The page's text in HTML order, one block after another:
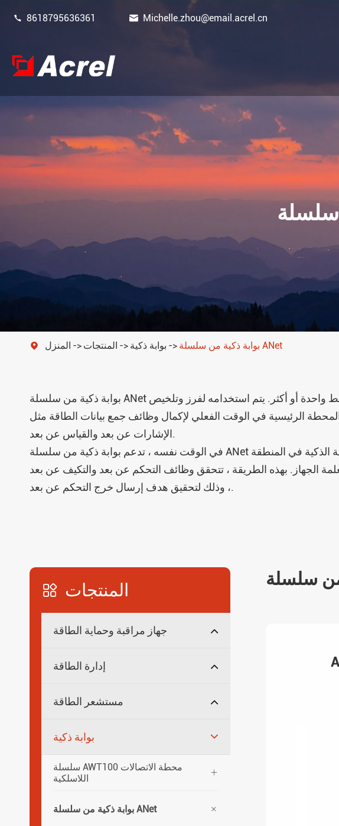
 8618795636361  Michelle.zhou@email.acrel.cn
جهاز مراقبة وحماية الطاقة
إدارة الطاقة
مستشعر الطاقة
عدادات طاقة جديدة للطاقة
توزيع طاقة معزول
 المنزل المنتجات بوابة ذكية بوابة ذكية من سلسلة ANet
بوابة ذكية من سلسلة ANet عبارة عن منصة كمبيوتر مدمجة مع العديد من واجهات اتصال الوصلة الهابطة وواجهة شبكة اتصال رابط واحدة أو أكثر. يتم استخدامه لفرز وتلخيص
المحطة الرئيسية في الوقت الفعلي لإكمال وظائف جمع بيانات الطاقة مثل
الإشارات عن بعد والقياس عن بعد.
في الوقت نفسه ، تدعم بوابة ذكية من سلسلة ANet تلقي الأوامر الصادرة عن نظام المحطة الرئيسية المتفوق وإعادة توجيهها إلى وحدات السلسلة الذكية في المنطقة
الجهاز. بهذه الطريقة ، تتحقق وظائف التحكم عن بعد والتكيف عن بعد
، وذلك لتحقيق هدف إرسال خرج التحكم عن بعد.
 المنتجات
جهاز مراقبة وحماية الطاقة
إدارة الطاقة
مستشعر الطاقة
بوابة ذكية
سلسلة AWT100 محطة الاتصالات
اللاسلكية

بوابة ذكية من سلسلة ANet 